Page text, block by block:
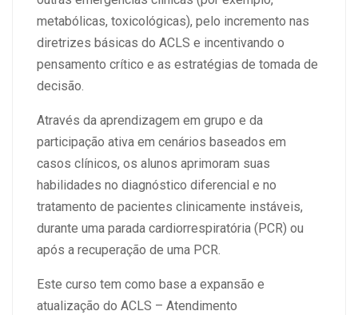
metabólicas, toxicológicas), pelo incremento nas
diretrizes básicas do ACLS e incentivando o
pensamento crítico e as estratégias de tomada de
decisão.
Através da aprendizagem em grupo e da
participação ativa em cenários baseados em
casos clínicos, os alunos aprimoram suas
habilidades no diagnóstico diferencial e no
tratamento de pacientes clinicamente instáveis,
durante uma parada cardiorrespiratória (PCR) ou
após a recuperação de uma PCR.
Este curso tem como base a expansão e
atualização do ACLS – Atendimento